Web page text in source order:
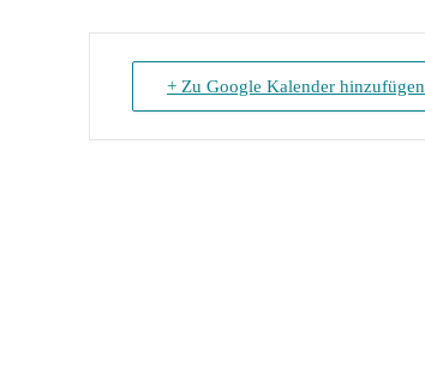
+ Zu Google Kalender hinzufügen